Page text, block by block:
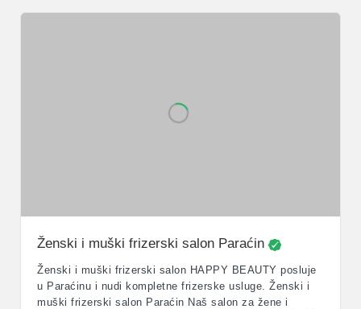
Ženski i muški frizerski salon Paraćin
Ženski i muški frizerski salon HAPPY BEAUTY posluje
u Paraćinu i nudi kompletne frizerske usluge. Ženski i
muški frizerski salon Paraćin Naš salon za žene i